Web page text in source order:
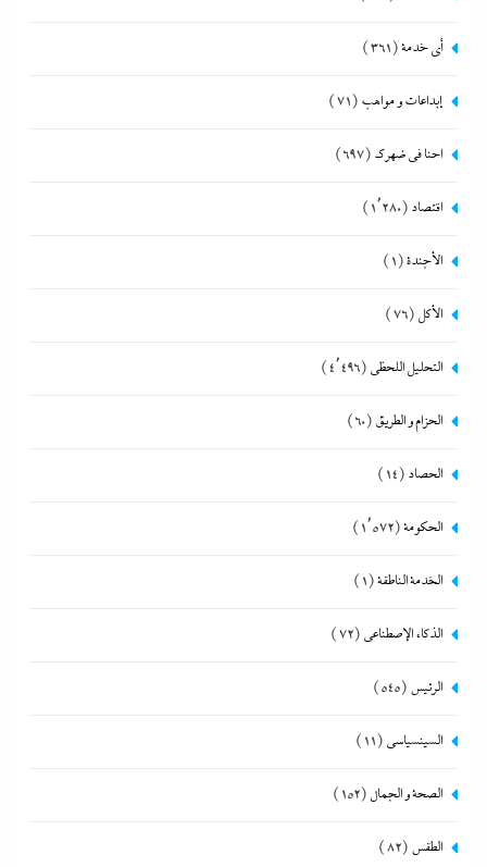
أي خدمة(361)
إبداعات و مواهب (71)
احنا في ضهرك (697)
اقتصاد (1٬280)
الأجندة(1)
الأكل (76)
التحليل اللحظي (4٬496)
الحزام و الطريق (60)
الحصاد (14)
الحكومة(1٬572)
الخدمة الناطقة(1)
الذكاء الإصطناعي (72)
الرئيس (545)
السينسياسي (11)
الصحة و الجمال (152)
الطقس (82)